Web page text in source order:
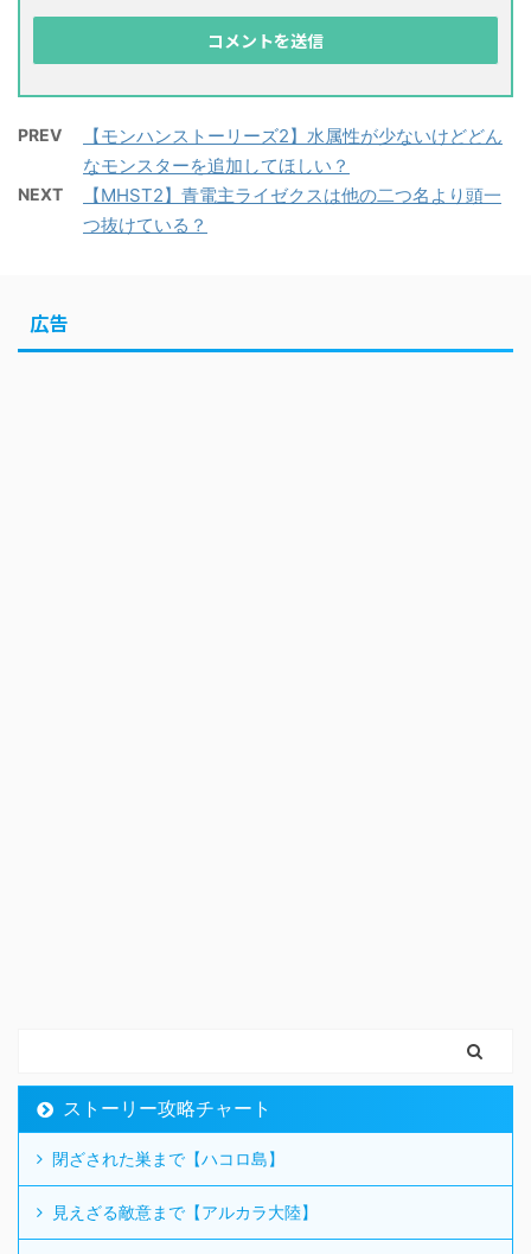
PREV
【モンハンストーリーズ2】水属性が少ないけどどん
なモンスターを追加してほしい？
NEXT
【MHST2】青電主ライゼクスは他の二つ名より頭一
つ抜けている？
広告
ストーリー攻略チャート
閉ざされた巣まで【ハコロ島】
見えざる敵意まで【アルカラ大陸】